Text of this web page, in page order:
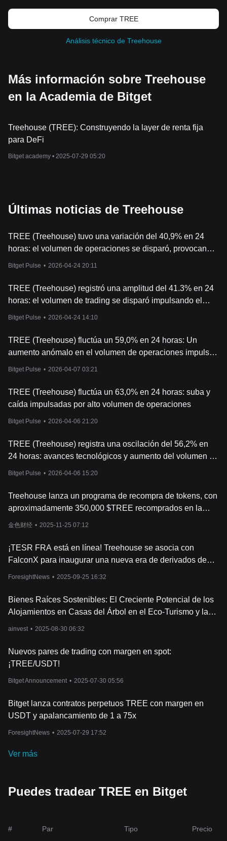
Comprar TREE
Análisis técnico de Treehouse
Más información sobre Treehouse
en la Academia de Bitget
Treehouse (TREE): Construyendo la layer de renta fija
para DeFi
Bitget academy • 2025-07-29 05:20
Últimas noticias de Treehouse
TREE (Treehouse) tuvo una variación del 40,9% en 24
horas: el volumen de operaciones se disparó, provocando
Bitget Pulse • 2026-04-24 20:11
TREE (Treehouse) registró una amplitud del 41.3% en 24
horas: el volumen de trading se disparó impulsando el
Bitget Pulse • 2026-04-24 14:10
TREE (Treehouse) fluctúa un 59,0% en 24 horas: Un
aumento anómalo en el volumen de operaciones impulsa
Bitget Pulse • 2026-04-07 03:21
TREE (Treehouse) fluctúa un 63,0% en 24 horas: suba y
caída impulsadas por alto volumen de operaciones
Bitget Pulse • 2026-04-06 21:20
TREE (Treehouse) registra una oscilación del 56,2% en
24 horas: avances tecnológicos y aumento del volumen de
Bitget Pulse • 2026-04-06 15:20
Treehouse lanza un programa de recompra de tokens, con
aproximadamente 350,000 $TREE recomprados en la
primera semana
金色财经 • 2025-11-25 07:12
¡TESR FRA está en línea! Treehouse se asocia con
FalconX para inaugurar una nueva era de derivados de
ForesightNews • 2025-09-25 16:32
Bienes Raíces Sostenibles: El Creciente Potencial de los
Alojamientos en Casas del Árbol en el Eco-Turismo y la
ainvest • 2025-08-30 06:32
Nuevos pares de trading con margen en spot:
¡TREE/USDT!
Bitget Announcement • 2025-07-30 05:56
Bitget lanza contratos perpetuos TREE con margen en
USDT y apalancamiento de 1 a 75x
ForesightNews • 2025-07-29 17:52
Ver más
Puedes tradear TREE en Bitget
# Par Tipo Precio